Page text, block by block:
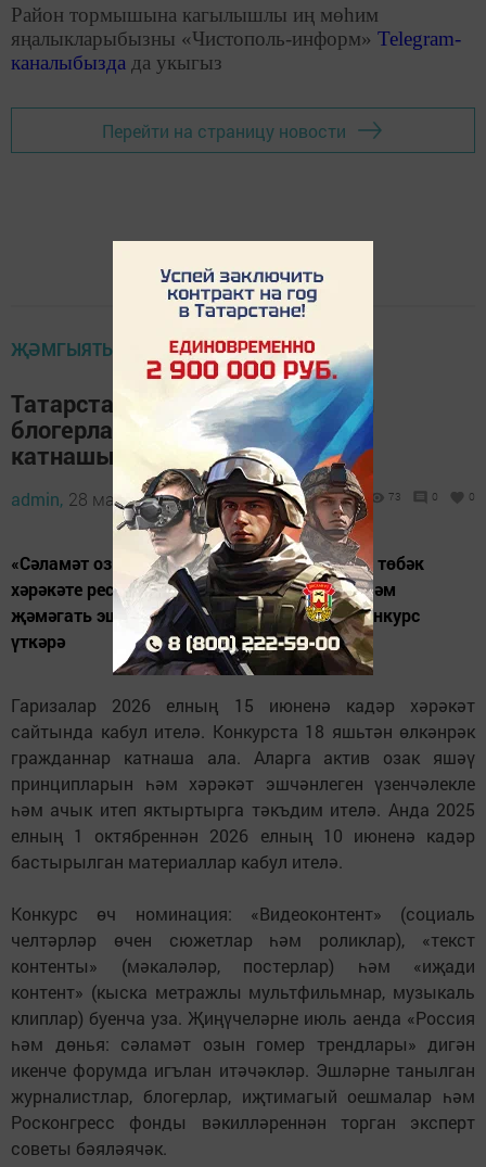
Район тормышына кагылышлы иң мөһим
яңалыкларыбызны «Чистополь-информ» Telegram-
каналыбызда да укыгыз
Перейти на страницу новости
ҖӘМГЫЯТЬ
Татарстан журналистларын һәм
блогерларны иҗади конкурста
катнашырга чакыралар
admin, 28 май 2026 - 13:37 73 0 0
«Сәламәт озын гомер медицинасы хакына» төбәк
хәрәкәте республиканың медиа вәкилләре һәм
җәмәгать эшлеклеләре арасында иҗади конкурс
үткәрә
Гаризалар 2026 елның 15 июненә кадәр хәрәкәт
сайтында кабул ителә. Конкурста 18 яшьтән өлкәнрәк
гражданнар катнаша ала. Аларга актив озак яшәү
принципларын һәм хәрәкәт эшчәнлеген үзенчәлекле
һәм ачык итеп яктыртырга тәкъдим ителә. Анда 2025
елның 1 октябреннән 2026 елның 10 июненә кадәр
бастырылган материаллар кабул ителә.
Конкурс өч номинация: «Видеоконтент» (социаль
челтәрләр өчен сюжетлар һәм роликлар), «текст
контенты» (мәкаләләр, постерлар) һәм «иҗади
контент» (кыска метражлы мультфильмнар, музыкаль
клиплар) буенча уза. Җиңүчеләрне июль аенда «Россия
һәм дөнья: сәламәт озын гомер трендлары» дигән
икенче форумда игълан итәчәкләр. Эшләрне танылган
журналистлар, блогерлар, иҗтимагый оешмалар һәм
Росконгресс фонды вәкилләреннән торган эксперт
советы бәяләячәк.